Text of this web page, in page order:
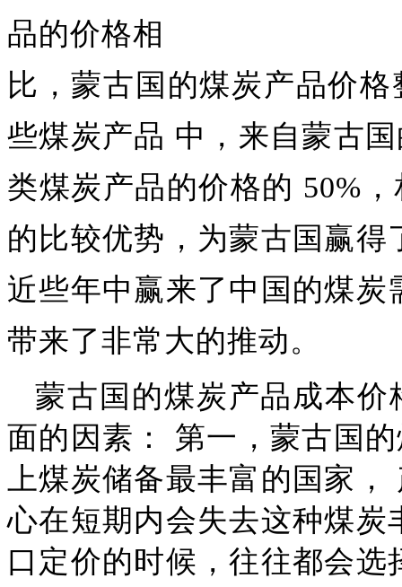
品的价格相
比，蒙古国的煤炭产品价
些煤炭产品 中，来自蒙古
类煤炭产品的价格的 50%
的比较优势，为蒙古国赢
近些年中赢来了中国的煤
带来了非常大的推动。
蒙古国的煤炭产品成本
面的因素：
第一，蒙古国
上煤炭储备最丰富的国家，
心在短期内会失去这种煤炭
口定价的时候，往往都会